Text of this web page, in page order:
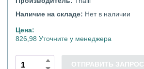
Наличие на складе: Нет в наличии
Цена:
826,98 Уточните у менеджера
ОТПРАВИТЬ ЗАПРОС